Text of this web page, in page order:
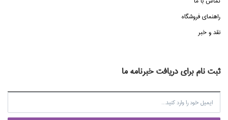
راهنماي فروشگاه
نقد و خبر
ثبت نام برای دریافت خبرنامه ما